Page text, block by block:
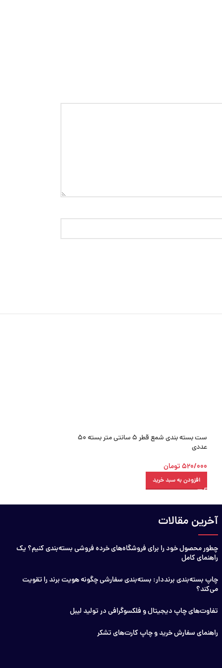
ست بسته بندی شمع قطر 5 سانتی متر بسته 50
عددی
520/000تومان
افزودن به سبد خرید
آخرین مقالات
چطور محصول خود را برای فروشگاه‌های خرده فروشی بسته‌بندی کنیم؟ یک
راهنمای کامل
چاپ بسته‌بندی برنددار: بسته‌بندی سفارشی چگونه هویت برند را تقویت
می‌کند؟
تفاوت‌های چاپ دیجیتال و فلکسوگرافی در تولید لیبل
راهنمای سفارش خرید و چاپ کارت‌های تشکر